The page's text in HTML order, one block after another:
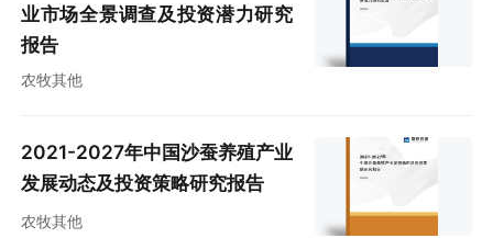
业市场全景调查及投资潜力研究
报告
农牧其他
2021-2027年中国沙蚕养殖产业
发展动态及投资策略研究报告
农牧其他